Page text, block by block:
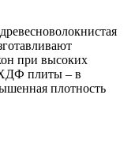
при высоких
ХДФ плиты – в
плотность